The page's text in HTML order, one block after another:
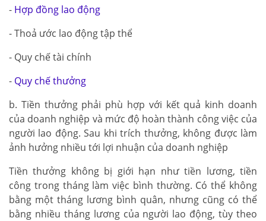
- Hợp đồng lao động
- Thoả ước lao động tập thể
- Quy chế tài chính
- Quy chế thưởng
b. Tiền thưởng phải phù hợp với kết quả kinh doanh
của doanh nghiệp và mức độ hoàn thành công việc của
người lao động. Sau khi trích thưởng, không được làm
ảnh hưởng nhiều tới lợi nhuận của doanh nghiệp
Tiền thưởng không bị giới hạn như tiền lương, tiền
công trong tháng làm việc bình thường. Có thể không
bằng một tháng lương bình quân, nhưng cũng có thể
bằng nhiều tháng lương của người lao động, tùy theo